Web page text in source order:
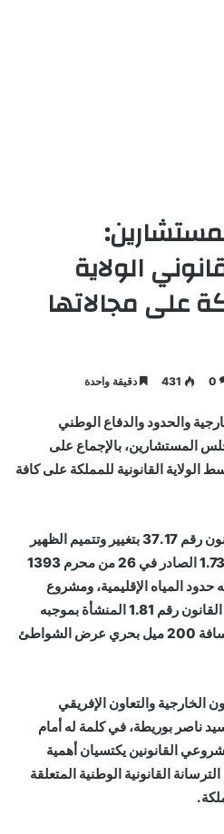
الولاية
على مجالاتها
0
431 دقيقة واحدة
والحدود والدفاع الوطني
المستشارين، بالإجماع على
القانونية للمملكة على كافة
ويتعلق الأمر بكل من مشروع قانون رقم 37.17 بتغيير وتتميم الظهير
الشريف بمثابة قانون رقم 1.73.211 الصادر في 26 من محرم 1393
بموجبه حدود المياه الإقليمية، ومشروع
قانون رقم 38.17 بتغيير وتتميم القانون رقم 1.81 المنشأة بموجبه
منطقة اقتصادية خالصة على مسافة 200 ميل بحري عرض الشواطئ
الخارجية والتعاون الإفريقي
ناصر بوريطة، في كلمة له أمام
القانونين يكتسيان أهمية
القانونية الوطنية المتعلقة